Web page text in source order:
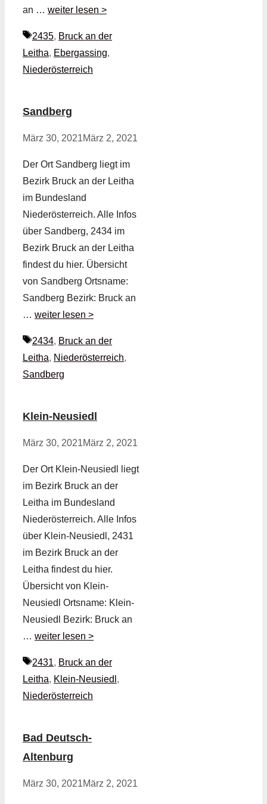
an … weiter lesen >
Schlagwörter
2435, Bruck an der
Leitha, Ebergassing,
Niederösterreich
Sandberg
März 30, 2021März 2, 2021
Der Ort Sandberg liegt im
Bezirk Bruck an der Leitha
im Bundesland
Niederösterreich. Alle Infos
über Sandberg, 2434 im
Bezirk Bruck an der Leitha
findest du hier. Übersicht
von Sandberg Ortsname:
Sandberg Bezirk: Bruck an
… weiter lesen >
Schlagwörter
2434, Bruck an der
Leitha, Niederösterreich,
Sandberg
Klein-Neusiedl
März 30, 2021März 2, 2021
Der Ort Klein-Neusiedl liegt
im Bezirk Bruck an der
Leitha im Bundesland
Niederösterreich. Alle Infos
über Klein-Neusiedl, 2431
im Bezirk Bruck an der
Leitha findest du hier.
Übersicht von Klein-
Neusiedl Ortsname: Klein-
Neusiedl Bezirk: Bruck an
… weiter lesen >
Schlagwörter
2431, Bruck an der
Leitha, Klein-Neusiedl ,
Niederösterreich
Bad Deutsch-
Altenburg
März 30, 2021März 2, 2021